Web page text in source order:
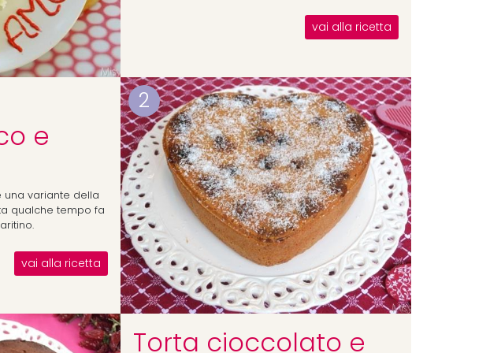
vai alla ricetta
2
e
una variante della
qualche tempo fa
vai alla ricetta
Torta cioccolato e